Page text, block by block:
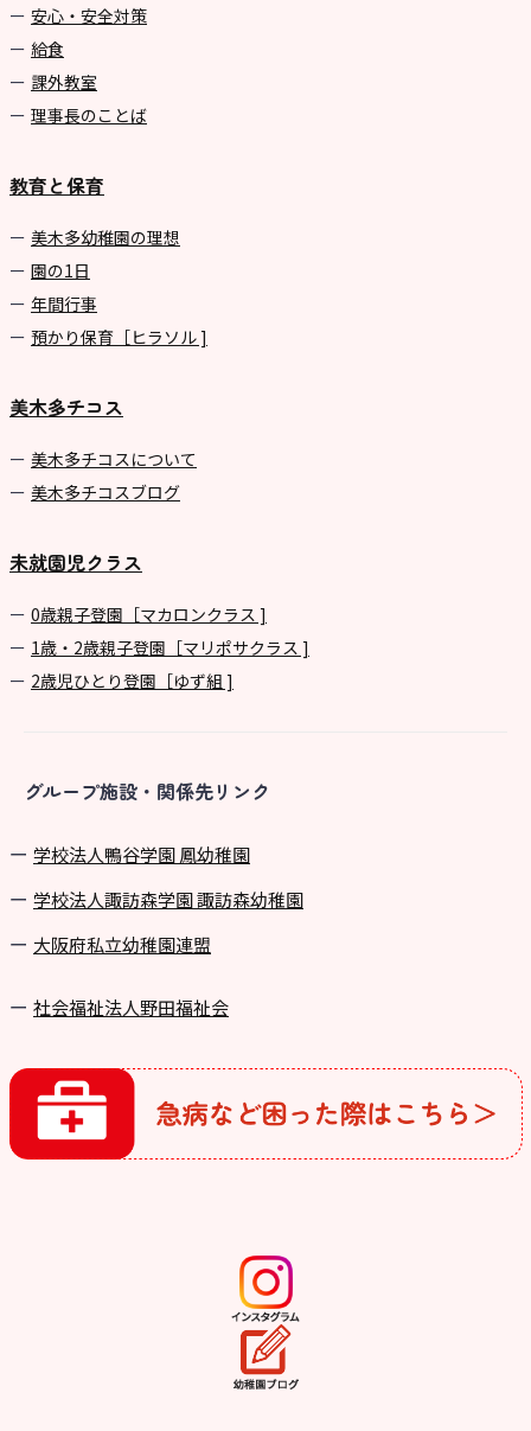
安心・安全対策
給食
課外教室
理事長のことば
教育と保育
美⽊多幼稚園の理想
園の1⽇
年間⾏事
預かり保育［ヒラソル ]
美木多チコス
美⽊多チコスについて
美⽊多チコスブログ
未就園児クラス
0歳親子登園［マカロンクラス ]
1歳・2歳親子登園［マリポサクラス ]
2歳児ひとり登園［ゆず組 ]
グループ施設・関係先リンク
学校法⼈鴨⾕学園 鳳幼稚園
学校法⼈諏訪森学園 諏訪森幼稚園
⼤阪府私⽴幼稚園連盟
社会福祉法人野田福祉会